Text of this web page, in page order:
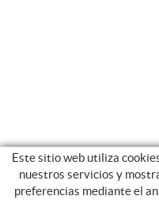
Este sitio web utiliza
nuestros servicios y
preferencias mediante el